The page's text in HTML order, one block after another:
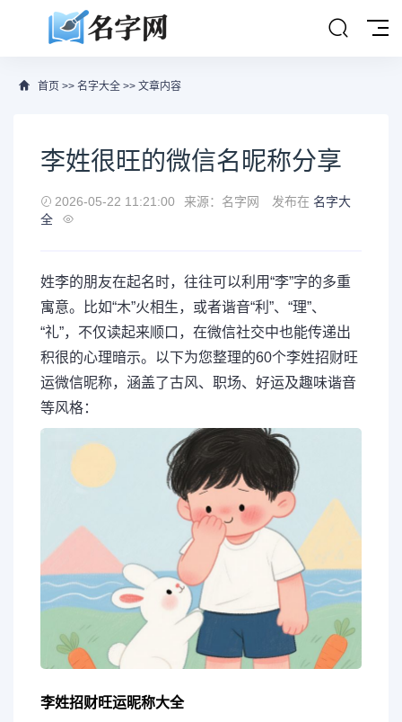
首页 >> 名字大全 >> 文章内容
李姓很旺的微信名昵称分享
2026-05-22 11:21:00 来源：名字网 发布在 名字大
全
姓李的朋友在起名时，往往可以利用“李”字的多重
寓意。比如“木”火相生，或者谐音“利”、“理”、
“礼”，不仅读起来顺口，在微信社交中也能传递出
积很的心理暗示。以下为您整理的60个李姓招财旺
运微信昵称，涵盖了古风、职场、好运及趣味谐音
等风格：
李姓招财旺运昵称大全